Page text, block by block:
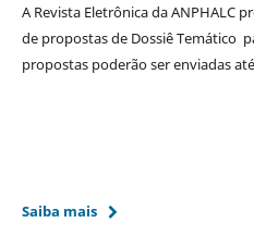
A Revista Eletrônica da ANPHALC
de propostas de Dossiê Temático
propostas poderão ser enviadas
Saiba mais